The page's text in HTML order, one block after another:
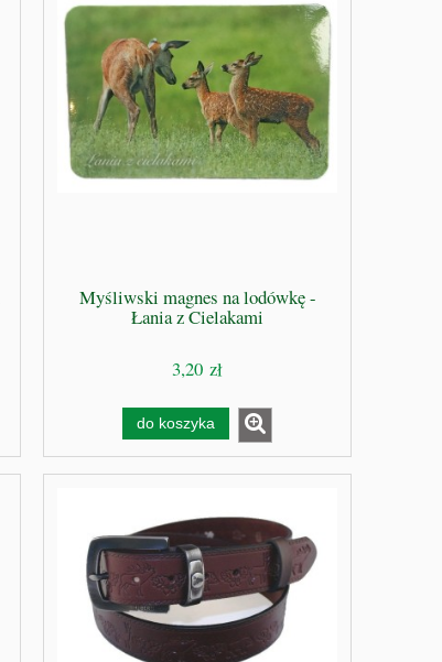
39,00 zł
do koszyka
Myśliwski magnes na lodówkę -
Łania z Cielakami
3,20 zł
do koszyka